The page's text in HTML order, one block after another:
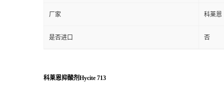
厂家 科莱恩
是否进口 否
科莱恩抑酸剂Hycite 713